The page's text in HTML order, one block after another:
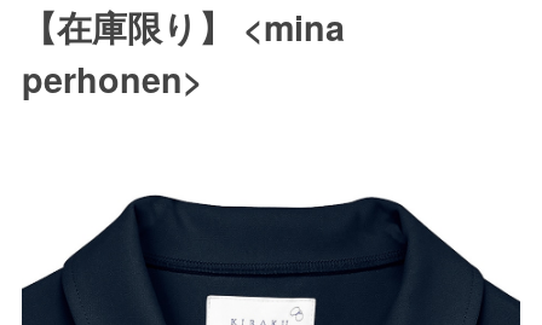
【在庫限り】 <mina
perhonen>